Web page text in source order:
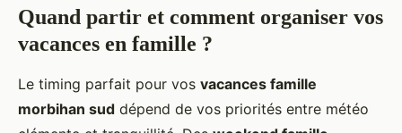
Quand partir et comment organiser vos
vacances en famille ?
Le timing parfait pour vos vacances famille
morbihan sud dépend de vos priorités entre météo